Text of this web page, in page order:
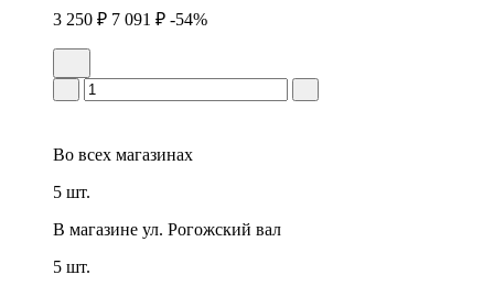
3 250 ₽ 7 091 ₽ -54%
Во всех магазинах
5 шт.
В магазине ул. Рогожский вал
5 шт.